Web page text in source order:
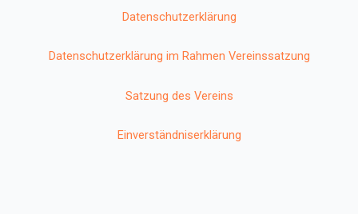
Datenschutzerklärung
Datenschutzerklärung im Rahmen Vereinssatzung
Satzung des Vereins
Einverständniserklärung